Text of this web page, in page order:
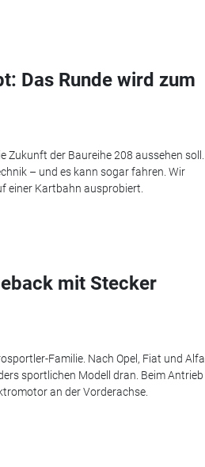
Das Runde wird zum
Zukunft der Baureihe 208 aussehen soll.
– und es kann sogar fahren. Wir
einer Kartbahn ausprobiert.
mit Stecker
Familie. Nach Opel, Fiat und Alfa
sportlichen Modell dran. Beim Antrieb
an der Vorderachse.